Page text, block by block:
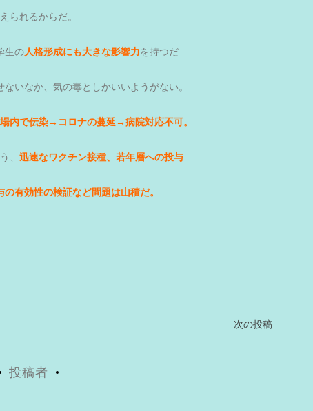
られるからだ。
生の人格形成にも大きな影響力を持つだ
いなか、気の毒としかいいようがない。
内で伝染→コロナの蔓延→病院対応不可。
、 迅速なワクチン接種、若年層への投与
有効性の検証など問題は山積だ。
次の投稿
投稿者